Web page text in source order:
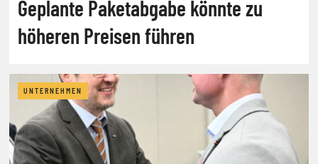
Geplante Paketabgabe könnte zu
höheren Preisen führen
UNTERNEHMEN